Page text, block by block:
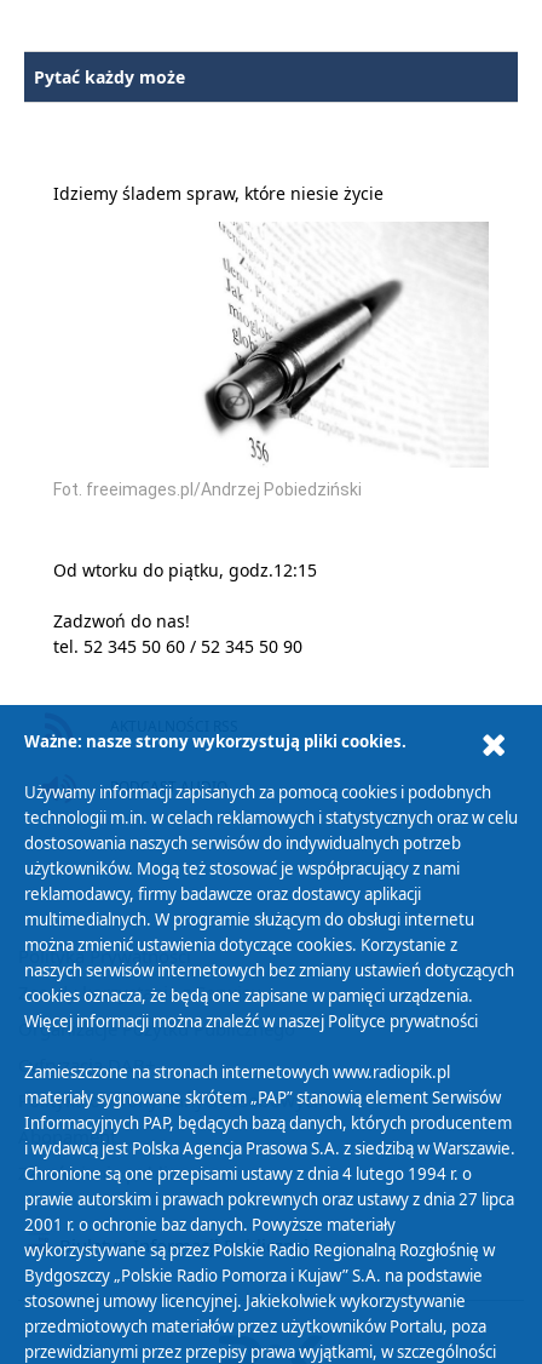
Pytać każdy może
Idziemy śladem spraw, które niesie życie
Fot. freeimages.pl/Andrzej Pobiedziński
Od wtorku do piątku, godz.12:15
Zadzwoń do nas!
tel. 52 345 50 60 / 52 345 50 90
PODCAST AUDIO
Polityka Prywatności
Zasady korzystania z Serwisu
Organizacje Pożytku Publicznego
Cyfryzacja DAB+
Polityka ochrony danych osobowych
Abonament
Zamówienia publiczne
Biuletyn Informacji Publicznej
Ważne: nasze strony wykorzystują pliki cookies.
Używamy informacji zapisanych za pomocą cookies i podobnych
technologii m.in. w celach reklamowych i statystycznych oraz w celu
dostosowania naszych serwisów do indywidualnych potrzeb
użytkowników. Mogą też stosować je współpracujący z nami
reklamodawcy, firmy badawcze oraz dostawcy aplikacji
multimedialnych. W programie służącym do obsługi internetu
można zmienić ustawienia dotyczące cookies. Korzystanie z
naszych serwisów internetowych bez zmiany ustawień dotyczących
cookies oznacza, że będą one zapisane w pamięci urządzenia.
Więcej informacji można znaleźć w naszej Polityce prywatności
Zamieszczone na stronach internetowych www.radiopik.pl
materiały sygnowane skrótem „PAP” stanowią element Serwisów
Informacyjnych PAP, będących bazą danych, których producentem
i wydawcą jest Polska Agencja Prasowa S.A. z siedzibą w Warszawie.
Chronione są one przepisami ustawy z dnia 4 lutego 1994 r. o
prawie autorskim i prawach pokrewnych oraz ustawy z dnia 27 lipca
2001 r. o ochronie baz danych. Powyższe materiały
wykorzystywane są przez Polskie Radio Regionalną Rozgłośnię w
Bydgoszczy „Polskie Radio Pomorza i Kujaw” S.A. na podstawie
stosownej umowy licencyjnej. Jakiekolwiek wykorzystywanie
przedmiotowych materiałów przez użytkowników Portalu, poza
przewidzianymi przez przepisy prawa wyjątkami, w szczególności